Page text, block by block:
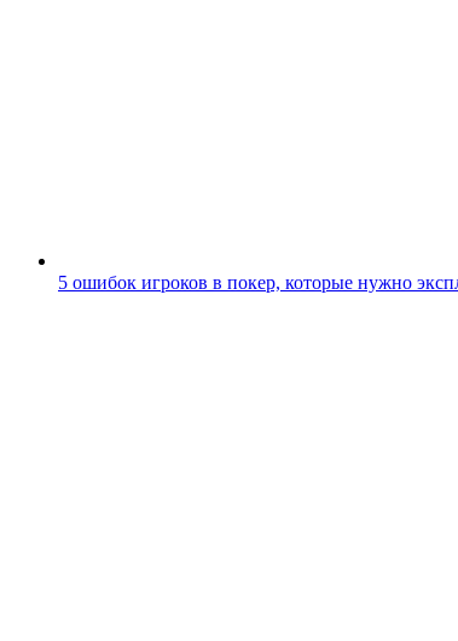
5 ошибок игроков в покер, которые нужно